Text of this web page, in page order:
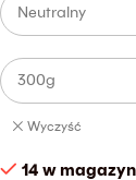
Wyczyść
14 w